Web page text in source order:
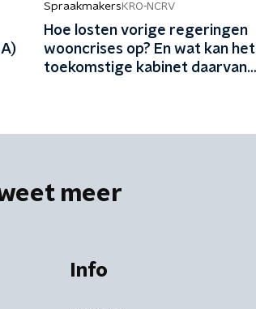
Spraakmakers KRO-NCRV
Hoe losten vorige regeringen
wooncrises op? En wat kan het
toekomstige kabinet daarvan
meer
Info